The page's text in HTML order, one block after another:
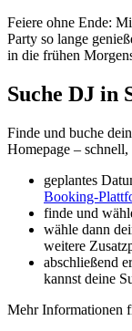
Feiere ohne Ende:
Party so lange
in die frühen
Suche DJ in
Finde und buche
Homepage –
geplantes
Booking-
finde und
wähle dann
weitere
abschließend
kannst deine
Mehr Informationen